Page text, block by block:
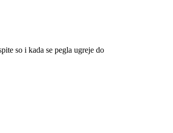
so i kada se pegla ugreje do